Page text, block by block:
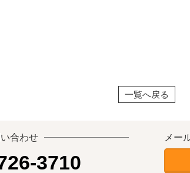
一覧へ戻る
合わせ
3710
メー